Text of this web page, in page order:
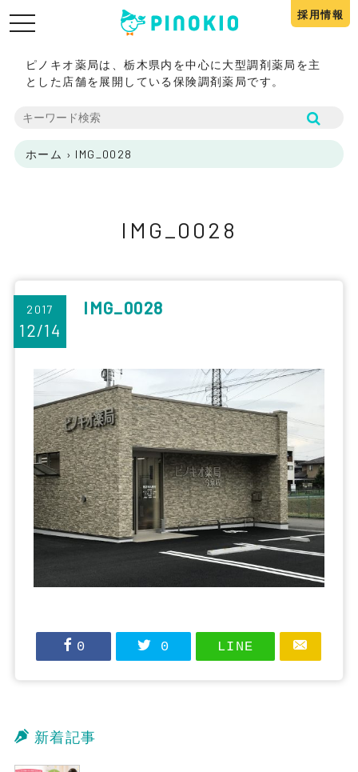
toggle
採用情報
ピノキオ薬局は、栃木県内を中心に大型調剤薬局を主
とした店舗を展開している保険調剤薬局です。
ホーム › IMG_0028
IMG_0028
2017
12/14
IMG_0028
0 0 LINE
新着記事